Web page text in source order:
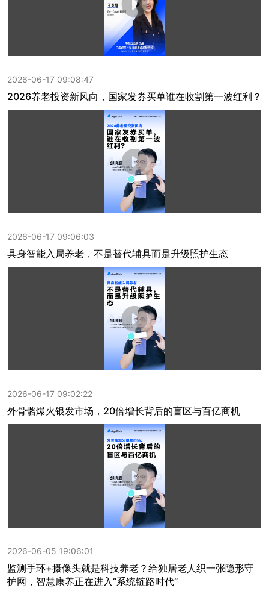
2026-06-17 09:08:47
2026养老投资新风向，国家发券买单谁在收割第一波红利？
2026-06-17 09:06:03
具身智能入局养老，不是替代辅具而是升级照护生态
2026-06-17 09:02:22
外骨骼爆火银发市场，20倍增长背后的盲区与百亿商机
2026-06-05 19:06:01
监测手环+摄像头就是科技养老？给独居老人织一张隐形守
护网，智慧康养正在进入“系统链路时代”